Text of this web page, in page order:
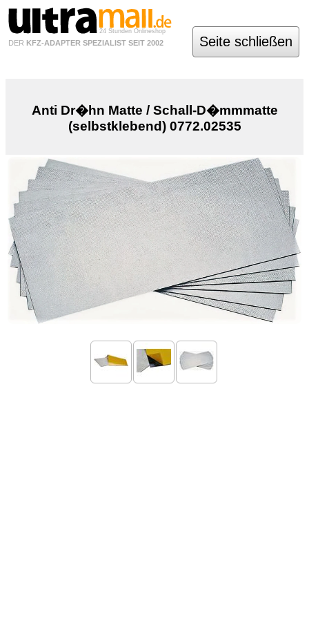
24 Stunden Onlineshop
DER KFZ-ADAPTER SPEZIALIST SEIT 2002 Seite schließen
Anti Dr�hn Matte / Schall-D�mmmatte
(selbstklebend) 0772.02535